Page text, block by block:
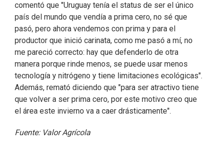
comentó que "Uruguay tenía el status de ser el único
país del mundo que vendía a prima cero, no sé que
pasó, pero ahora vendemos con prima y para el
productor que inició carinata, como me pasó a mí, no
me pareció correcto: hay que defenderlo de otra
manera porque rinde menos, se puede usar menos
tecnología y nitrógeno y tiene limitaciones ecológicas".
Además, remató diciendo que "para ser atractivo tiene
que volver a ser prima cero, por este motivo creo que
el área este invierno va a caer drásticamente".
Fuente: Valor Agrícola